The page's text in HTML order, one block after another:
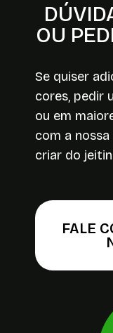
OU
Se quiser
cores, pedir
ou em
com a
criar do
FALE